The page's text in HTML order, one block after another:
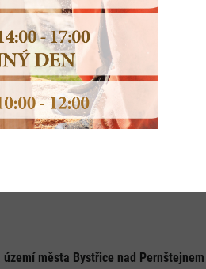
kolo
města Bystřice nad Pernštejnem